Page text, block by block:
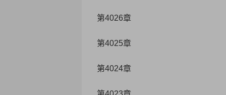
第4026章
第4025章
第4024章